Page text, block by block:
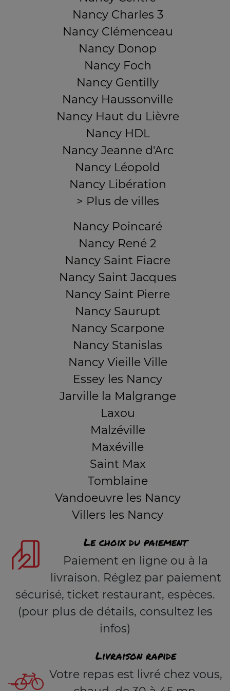
Nancy Charles 3
Nancy Clémenceau
Nancy Donop
Nancy Foch
Nancy Gentilly
Nancy Haussonville
Nancy Haut du Lièvre
Nancy HDL
Nancy Jeanne d'Arc
Nancy Léopold
Nancy Libération
> Plus de villes
Nancy Poincaré
Nancy René 2
Nancy Saint Fiacre
Nancy Saint Jacques
Nancy Saint Pierre
Nancy Saurupt
Nancy Scarpone
Nancy Stanislas
Nancy Vieille Ville
Essey les Nancy
Jarville la Malgrange
Laxou
Malzéville
Maxéville
Saint Max
Tomblaine
Vandoeuvre les Nancy
Villers les Nancy
Le choix du paiement
Paiement en ligne ou à la
livraison. Réglez par paiement
sécurisé, ticket restaurant, espèces.
(pour plus de détails, consultez les
infos)
Livraison rapide
Votre repas est livré chez vous,